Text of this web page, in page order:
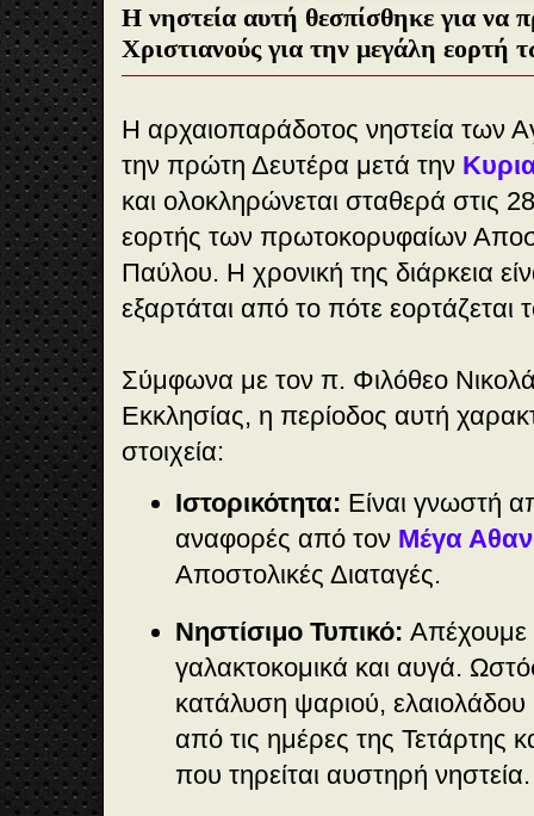
Η νηστεία αυτή θεσπίσθηκε για να
Χριστιανούς για την μεγάλη εορτή
Η αρχαιοπαράδοτος νηστεία των
την πρώτη Δευτέρα μετά την
και ολοκληρώνεται σταθερά στις
εορτής των πρωτοκορυφαίων
Παύλου. Η χρονική της διάρκεια
εξαρτάται από το πότε εορτάζεται
Σύμφωνα με τον π. Φιλόθεο
Εκκλησίας, η περίοδος αυτή
στοιχεία:
Ιστορικότητα: Είναι γνωστή
αναφορές από τον Μέγα
Αποστολικές Διαταγές.
Νηστίσιμο Τυπικό:
γαλακτοκομικά και αυγά.
κατάλυση ψαριού, ελαιολάδου
από τις ημέρες της Τετάρτης
που τηρείται αυστηρή νηστεία.